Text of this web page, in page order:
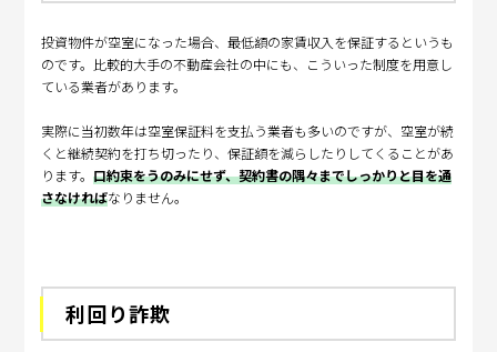
投資物件が空室になった場合、最低額の家賃収入を保証するというも
のです。比較的大手の不動産会社の中にも、こういった制度を用意し
ている業者があります。
実際に当初数年は空室保証料を支払う業者も多いのですが、空室が続
くと継続契約を打ち切ったり、保証額を減らしたりしてくることがあ
ります。口約束をうのみにせず、契約書の隅々までしっかりと目を通
さなければなりません。
利回り詐欺